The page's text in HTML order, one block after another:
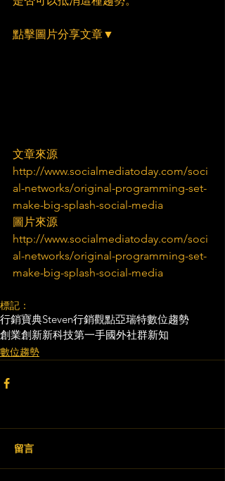
點擊圖片分享文章▼
文章來源
http://www.socialmediatoday.com/soci
al-networks/original-programming-set-
make-big-splash-social-media
圖片來源
http://www.socialmediatoday.com/soci
al-networks/original-programming-set-
make-big-splash-social-media
標記：
行銷寶典Steven行銷觀點亞瑞特數位趨勢
創業創新新科技第一手國外社群新知
數位趨勢
留言